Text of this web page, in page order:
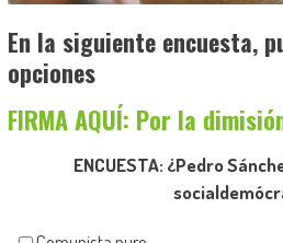
En la siguiente encuesta,
opciones
FIRMA AQUÍ: Por la
ENCUESTA: ¿Pedro